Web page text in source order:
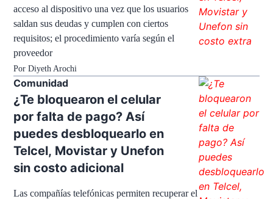
acceso al dispositivo una vez que los usuarios
saldan sus deudas y cumplen con ciertos
requisitos; el procedimiento varía según el
proveedor
Por Diyeth Arochi
Comunidad
¿Te bloquearon el celular
por falta de pago? Así
puedes desbloquearlo en
Telcel, Movistar y Unefon
sin costo adicional
Las compañías telefónicas permiten recuperar el